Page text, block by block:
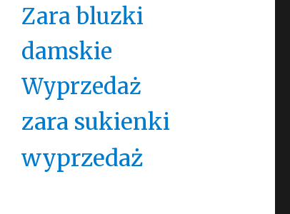
Zara bluzki
damskie
Wyprzedaż
zara sukienki
wyprzedaż